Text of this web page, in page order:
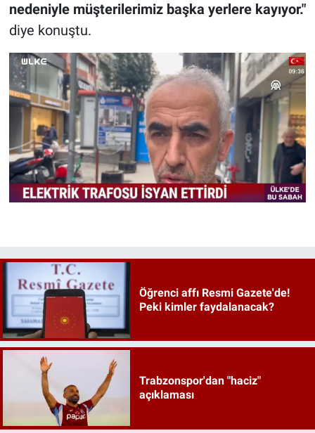
nedeniyle müşterilerimiz başka yerlere kayıyor."
diye konuştu.
Öğrenci affı Resmi Gazete'de!
Peki kimler faydalanacak?
Trabzonspor'dan "haciz"
açıklaması